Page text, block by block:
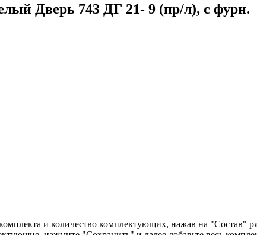
Дверь 743 ДГ 21- 9 (пр/л), с фурн.
и количество комплектующих, нажав на "Состав"